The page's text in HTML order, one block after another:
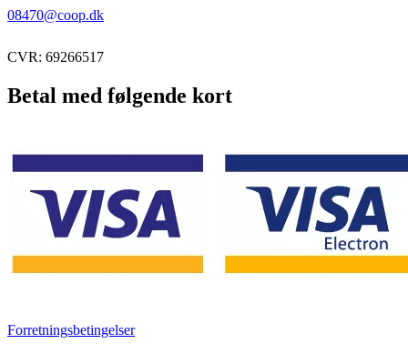
08470@coop.dk
CVR: 69266517
Betal med følgende kort
Forretningsbetingelser